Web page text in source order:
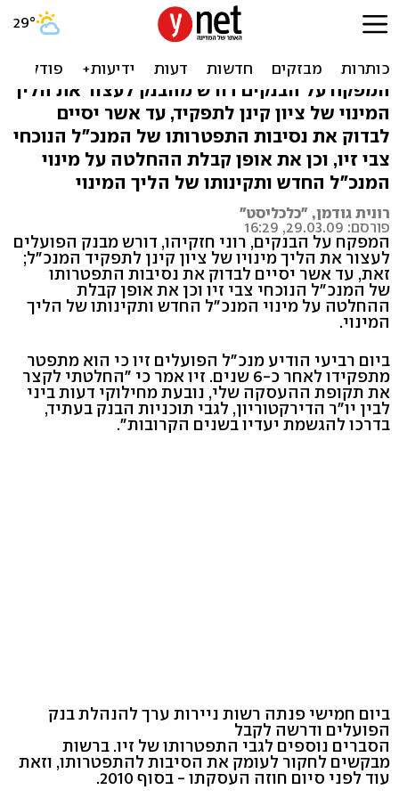
חזקיהו דורש לעצור את מינוי
מנכ"ל בנק הפועלים
המפקח על הבנקים דורש מהבנק לעצור את הליך
המינוי של ציון קינן לתפקיד, עד אשר יסיים
לבדוק את נסיבות התפטרותו של המנכ"ל הנוכחי
צבי זיו, וכן את אופן קבלת ההחלטה על מינוי
המנכ"ל החדש ותקינותו של הליך המינוי
רונית גודמן, "כלכליסט"
פורסם: 29.03.09, 16:29
המפקח על הבנקים, רוני חזקיהו, דורש מבנק הפועלים
לעצור את הליך מינויו של ציון קינן לתפקיד המנכ"ל;
זאת, עד אשר יסיים לבדוק את נסיבות התפטרותו
של המנכ"ל הנוכחי צבי זיו וכן את אופן קבלת
ההחלטה על מינוי המנכ"ל החדש ותקינותו של הליך
המינוי.
ביום רביעי הודיע מנכ"ל הפועלים זיו כי הוא מתפטר
מתפקידו לאחר כ-6 שנים. זיו אמר כי "החלטתי לקצר
את תקופת ההעסקה שלי, נובעת מחילוקי דעות ביני
לבין יו"ר הדירקטוריון, לגבי תוכניות הבנק בעתיד,
בדרכו להגשמת יעדיו בשנים הקרובות".
ביום חמישי פנתה רשות ניירות ערך להנהלת בנק
הפועלים ודרשה לקבל
הסברים נוספים לגבי התפטרותו של זיו. ברשות
מבקשים לחקור לעומק את הסיבות להתפטרותו, וזאת
עוד לפני סיום חוזה העסקתו - בסוף 2010.